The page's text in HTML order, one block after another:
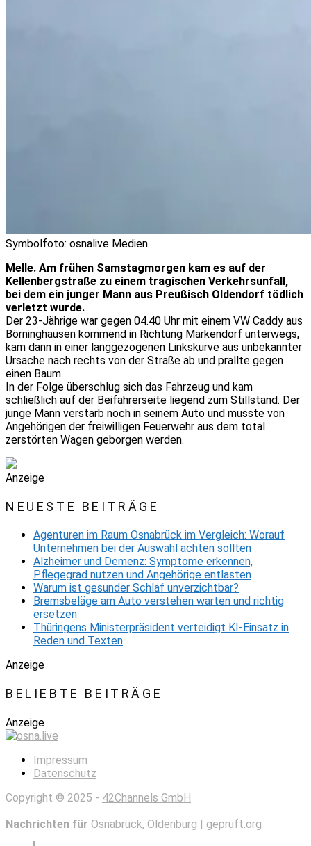
Symbolfoto: osnalive Medien
Melle. Am frühen Samstagmorgen kam es auf der
Kellenbergstraße zu einem tragischen Verkehrsunfall,
bei dem ein junger Mann aus Preußisch Oldendorf tödlich
verletzt wurde.
Der 23-Jährige war gegen 04.40 Uhr mit einem VW Caddy aus
Börninghausen kommend in Richtung Markendorf unterwegs,
kam dann in einer langgezogenen Linkskurve aus unbekannter
Ursache nach rechts von der Straße ab und prallte gegen
einen Baum.
In der Folge überschlug sich das Fahrzeug und kam
schließlich auf der Beifahrerseite liegend zum Stillstand. Der
junge Mann verstarb noch in seinem Auto und musste von
Angehörigen der freiwilligen Feuerwehr aus dem total
zerstörten Wagen geborgen werden.
Anzeige
NEUESTE BEITRÄGE
Agenturen im Raum Osnabrück im Vergleich: Worauf
Unternehmen bei der Auswahl achten sollten
Alzheimer und Demenz: Symptome erkennen,
Pflegegrad nutzen und Angehörige entlasten
Warum ist gesunder Schlaf unverzichtbar?
Bremsbeläge am Auto verstehen warten und richtig
ersetzen
Thüringens Ministerpräsident verteidigt KI-Einsatz in
Reden und Texten
Anzeige
BELIEBTE BEITRÄGE
Anzeige
Impressum
Datenschutz
Copyright © 2025 - 42Channels GmbH
Nachrichten für Osnabrück, Oldenburg | geprüft.org